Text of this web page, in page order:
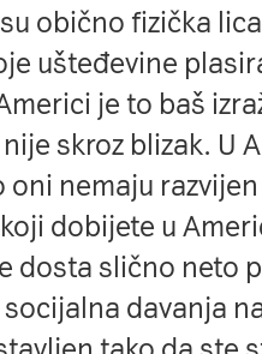
su obično fizička
ušteđevine
je to baš
skroz blizak. U
nemaju
dobijete u
dosta slično neto
davanja